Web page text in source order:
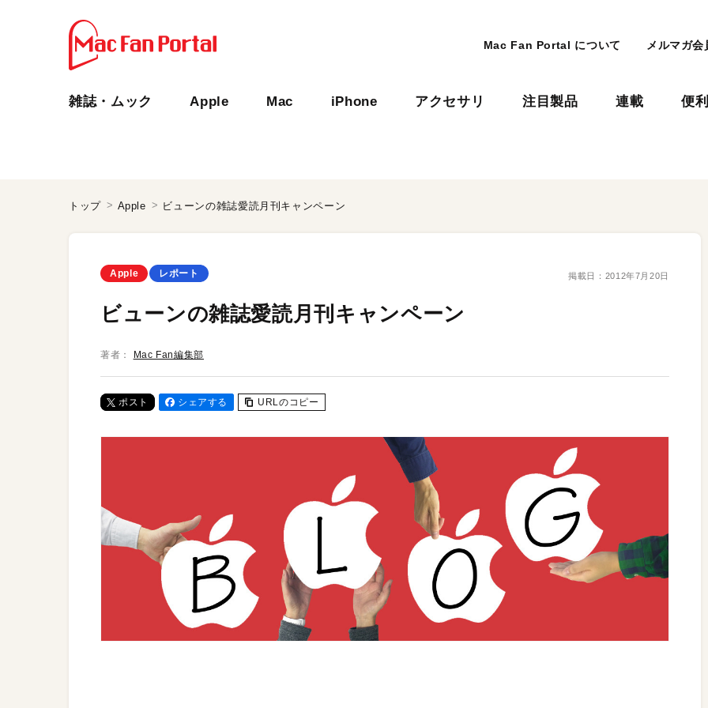
Mac Fan Portal について メルマガ会
雑誌・ムック Apple Mac iPhone アクセサリ 注目製品 連載 便
トップ Apple ビューンの雑誌愛読月刊キャンペーン
Apple レポート 掲載日： 2012年7月20日
ビューンの雑誌愛読月刊キャンペーン
著者： Mac Fan編集部
ポスト シェアする URLのコピー